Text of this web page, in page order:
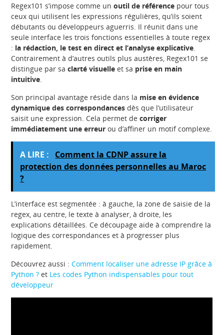
Regex101 s’impose comme unoutil de référence pour tous
ceux qui utilisent les expressions régulières, qu’ils soient
débutants ou développeurs aguerris. Il réunit dans une
seule interface les trois fonctions essentielles à toute regex
: la rédaction, le test en direct et l’analyse explicative.
Contrairement à d’autres outils plus austères, Regex101 se
distingue par saclarté visuelle et sa prise en main
intuitive.
Son principal avantage réside dans la mise en évidence
dynamique des correspondances dès que l’utilisateur
saisit une expression. Cela permet decorriger
immédiatement une erreur ou d’affiner un motif complexe.
A LIRE :
Comment la CDNP assure la
protection des données personnelles au Maroc
?
L’interface est segmentée : à gauche, la zone de saisie de la
regex, au centre, le texte à analyser, à droite, les
explications détaillées. Ce découpage aide à comprendre la
logique des correspondances et à progresser plus
rapidement.
Découvrez aussi :Comment localiser une adresse IP grâce à
Python ? et Les codes Python indispensables pour tout
développeur